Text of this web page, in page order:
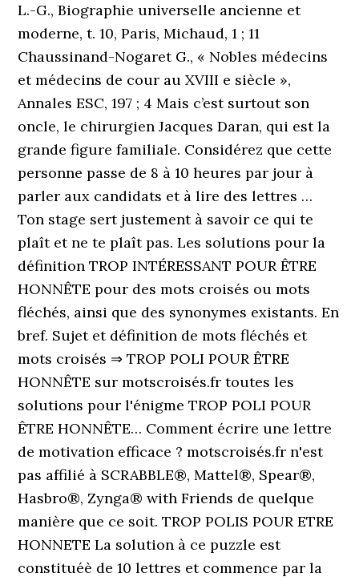
L.-G., Biographie universelle ancienne et
moderne, t. 10, Paris, Michaud, 1 ; 11
Chaussinand-Nogaret G., « Nobles médecins
et médecins de cour au XVIII e siècle »,
Annales ESC, 197 ; 4 Mais c’est surtout son
oncle, le chirurgien Jacques Daran, qui est la
grande figure familiale. Considérez que cette
personne passe de 8 à 10 heures par jour à
parler aux candidats et à lire des lettres …
Ton stage sert justement à savoir ce qui te
plaît et ne te plaît pas. Les solutions pour la
définition TROP INTÉRESSANT POUR ÊTRE
HONNÊTE pour des mots croisés ou mots
fléchés, ainsi que des synonymes existants. En
bref. Sujet et définition de mots fléchés et
mots croisés ⇒ TROP POLI POUR ÊTRE
HONNÊTE sur motscroisés.fr toutes les
solutions pour l'énigme TROP POLI POUR
ÊTRE HONNÊTE… Comment écrire une lettre
de motivation efficace ? motscroisés.fr n'est
pas affilié à SCRABBLE®, Mattel®, Spear®,
Hasbro®, Zynga® with Friends de quelque
manière que ce soit. TROP POLIS POUR ETRE
HONNETE La solution à ce puzzle est
constituéè de 10 lettres et commence par la